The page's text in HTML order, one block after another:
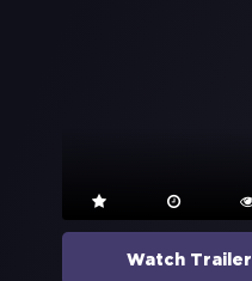
Watch Trailer